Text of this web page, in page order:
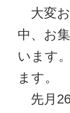
大変お
中、お
います
ます。
先月